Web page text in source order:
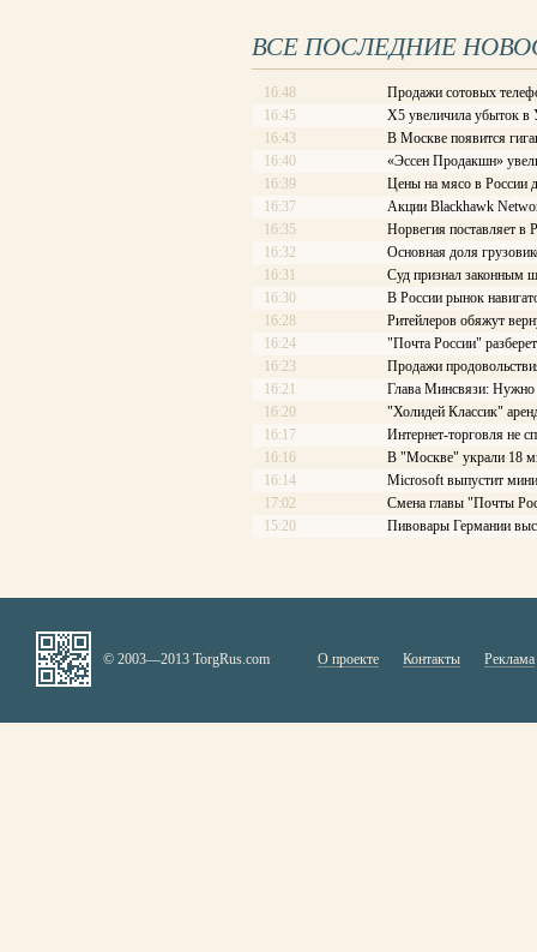
ВСЕ ПОСЛЕДНИЕ
16:48
Продажи сотовых
16:45
X5 увеличила убыток в
16:43
В Москве появится
16:40
«Эссен Продакшн»
16:39
Цены на мясо в России
16:37
Акции Blackhawk
16:35
Норвегия поставляет
16:32
Основная доля
16:31
Суд признал законным
16:30
В России рынок
16:28
Ритейлеров обяжут
16:24
"Почта России"
16:23
Продажи
16:21
Глава Минсвязи: Нужно
16:20
"Холидей Классик"
16:17
Интернет-торговля не
16:16
В "Москве" украли 18
16:14
Microsoft выпустит
17:02
Смена главы "Почты
15:20
Пивовары Германии
© 2003—2013 TorgRus.com О проекте Контакты Реклама